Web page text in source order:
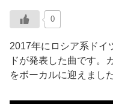
0
2017年にロシア系ドイ
ドが発表した曲です。
をボーカルに迎えました